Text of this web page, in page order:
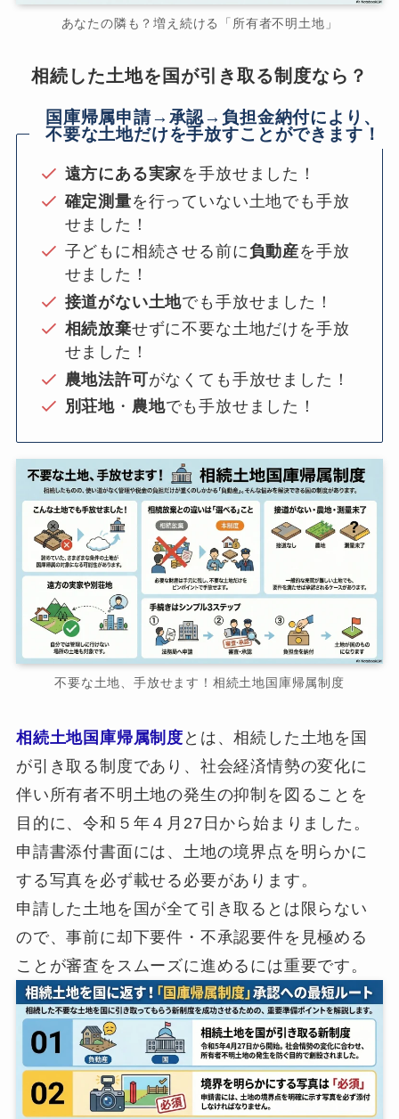
あなたの隣も？増え続ける「所有者不明土地」
相続した土地を国が引き取る制度なら？
国庫帰属申請→承認→負担金納付により、
不要な土地だけを手放すことができます！
遠方にある実家を手放せました！
確定測量を行っていない土地でも手放
せました！
子どもに相続させる前に負動産を手放
せました！
接道がない土地でも手放せました！
相続放棄せずに不要な土地だけを手放
せました！
農地法許可がなくても手放せました！
別荘地 ・ 農地でも手放せました！
不要な土地、手放せます！相続土地国庫帰属制度
相続土地国庫帰属制度 とは、相続した土地を国
が引き取る制度であり、社会経済情勢の変化に
伴い所有者不明土地の発生の抑制を図ることを
目的に、令和５年４月27日から始まりました。
申請書添付書面には、土地の境界点を明らかに
する写真を必ず載せる必要があります。
申請した土地を国が全て引き取るとは限らない
ので、事前に却下要件・不承認要件を見極める
ことが審査をスムーズに進めるには重要です。